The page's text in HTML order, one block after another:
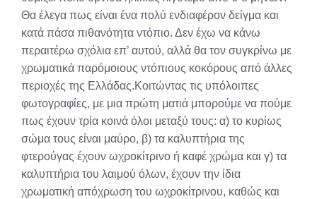
Θα έλεγα πως είναι ένα πολύ ενδιαφέρον δείγμα και
κατά πάσα πιθανότητα ντόπιο. Δεν έχω να κάνω
περαιτέρω σχόλια επ’ αυτού, αλλά θα τον συγκρίνω με
χρωματικά παρόμοιους ντόπιους κοκόρους από άλλες
περιοχές της Ελλάδας.Κοιτώντας τις υπόλοιπες
φωτογραφίες, με μια πρώτη ματιά μπορούμε να πούμε
πως έχουν τρία κοινά όλοι μεταξύ τους: α) το κυρίως
σώμα τους είναι μαύρο, β) τα καλυπτήρια της
φτερούγας έχουν ωχροκίτρινο ή καφέ χρώμα και γ) τα
καλυπτήρια του λαιμού όλων, έχουν την ίδια
χρωματική απόχρωση του ωχροκίτρινου, καθώς και